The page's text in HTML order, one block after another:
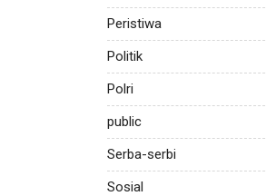
Peristiwa
Politik
Polri
public
Serba-serbi
Sosial